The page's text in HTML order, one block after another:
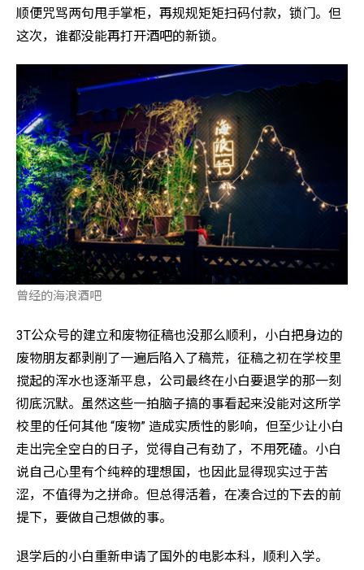
顺便咒骂两句甩手掌柜，再规规矩矩扫码付款，锁门。但
这次，谁都没能再打开酒吧的新锁。
曾经的海浪酒吧
3T公众号的建立和废物征稿也没那么顺利，小白把身边的
废物朋友都剥削了一遍后陷入了稿荒，征稿之初在学校里
搅起的浑水也逐渐平息，公司最终在小白要退学的那一刻
彻底沉默。虽然这些一拍脑子搞的事看起来没能对这所学
校里的任何其他 “废物” 造成实质性的影响，但至少让小白
走出完全空白的日子，觉得自己有劲了，不用死磕。小白
说自己心里有个纯粹的理想国，也因此显得现实过于苦
涩，不值得为之拼命。但总得活着，在凑合过的下去的前
提下，要做自己想做的事。
退学后的小白重新申请了国外的电影本科，顺利入学。